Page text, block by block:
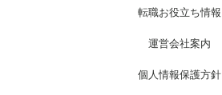
転職お役立ち情報
運営会社案内
個人情報保護方針